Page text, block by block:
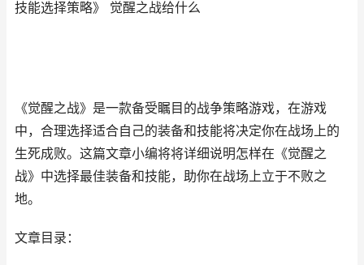
技能选择策略》 觉醒之战给什么
《觉醒之战》是一款备受瞩目的战争策略游戏，在游戏
中，合理选择适合自己的装备和技能将决定你在战场上的
生死成败。这篇文章小编将将详细说明怎样在《觉醒之
战》中选择最佳装备和技能，助你在战场上立于不败之
地。
文章目录：